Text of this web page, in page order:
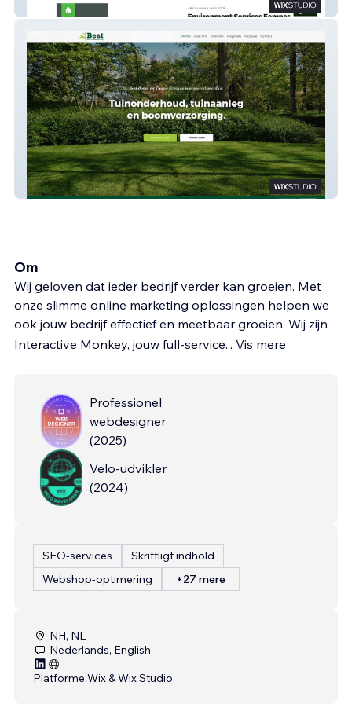
ESE Eemnes
Best Boom en Tuinverzorging
Om
Wij geloven dat ieder bedrijf verder kan groeien. Met
onze slimme online marketing oplossingen helpen we
ook jouw bedrijf effectief en meetbaar groeien. Wij zijn
Interactive Monkey, jouw full-service... Vis mere
Professionel
webdesigner
(2025)
Velo-udvikler
(2024)
SEO-services
Skriftligt indhold
Webshop-optimering
+27 mere
NH, NL
Nederlands, English
Platforme:Wix & Wix Studio